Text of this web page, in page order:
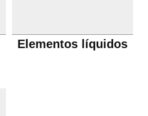
Elementos líquidos